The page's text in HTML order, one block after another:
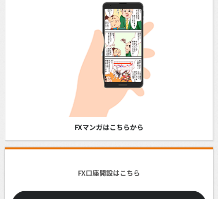
FXマンガはこちらから
FX口座開設はこちら